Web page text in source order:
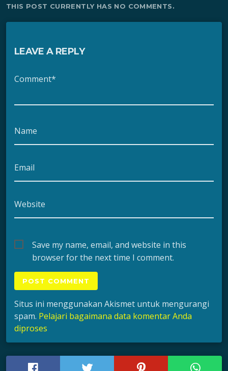
THIS POST CURRENTLY HAS NO COMMENTS.
LEAVE A REPLY
Comment*
Name
Email
Website
Save my name, email, and website in this
browser for the next time I comment.
Situs ini menggunakan Akismet untuk mengurangi
spam. Pelajari bagaimana data komentar Anda
diproses